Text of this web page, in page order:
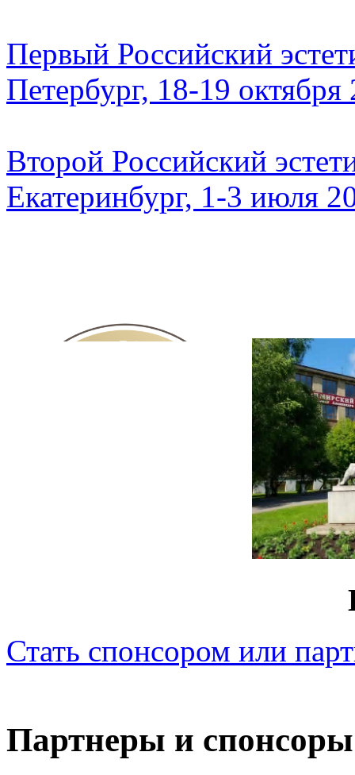
Первый Российский
Петербург, 18-19 октября
Второй Российский
Екатеринбург, 1-3 июля
Стать спонсором или
Партнеры и спонсоры